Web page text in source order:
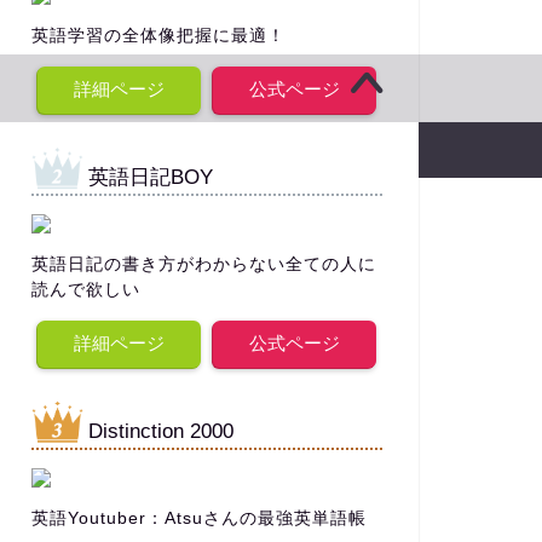
英語学習の全体像把握に最適！
詳細ページ 公式ページ
英語日記BOY
英語日記の書き方がわからない全ての人に
読んで欲しい
詳細ページ 公式ページ
Distinction 2000
英語Youtuber：Atsuさんの最強英単語帳
【シリコンバレー駐在員から英語お役立ち情報を発信】